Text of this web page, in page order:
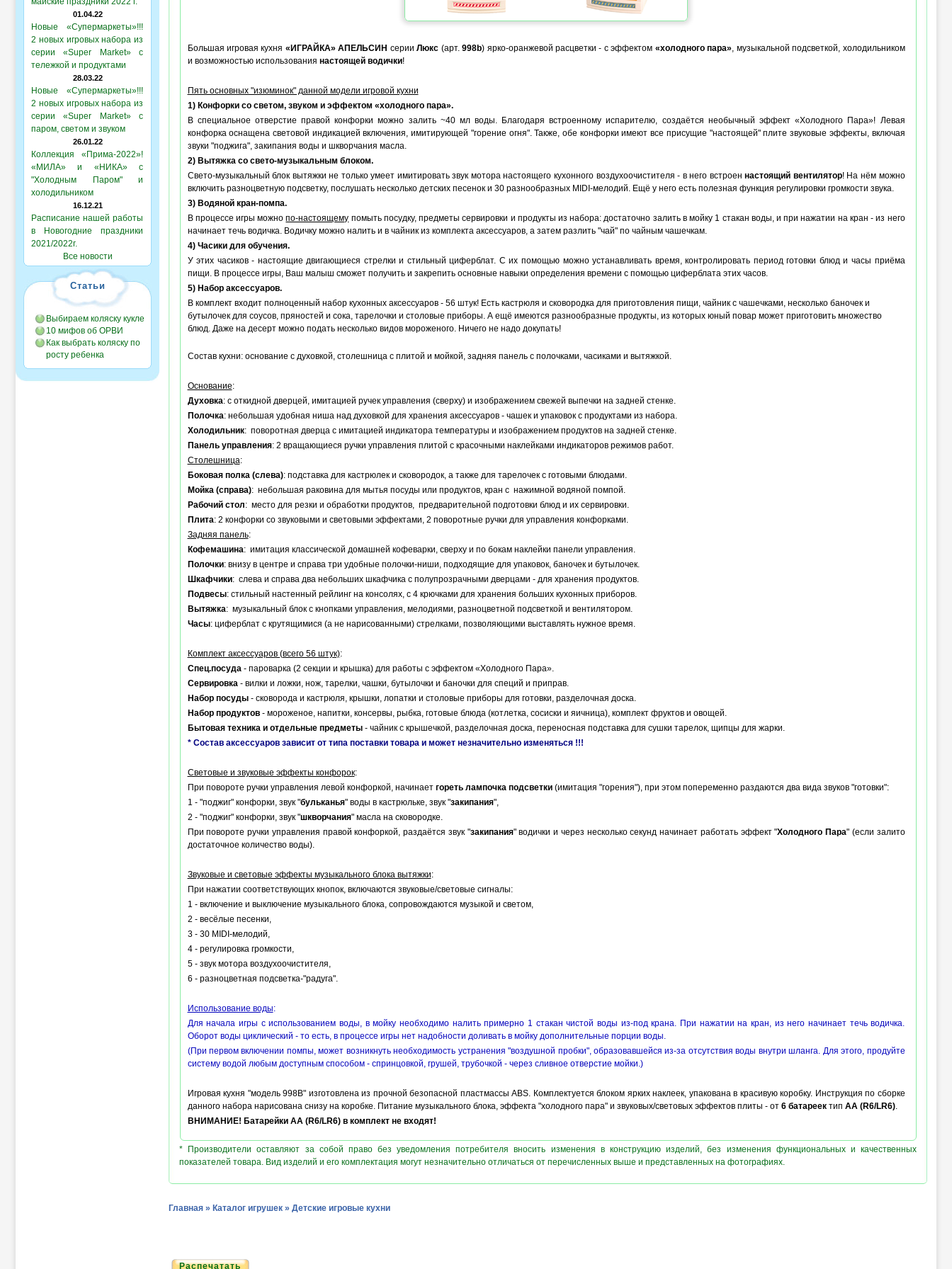
01.04.22
Новые «Супермаркеты»!!!
2 новых игровых набора из
серии «Super Market» с
тележкой и продуктами
28.03.22
Новые «Супермаркеты»!!!
2 новых игровых набора из
серии «Super Market» с
паром, светом и звуком
26.01.22
Коллекция «Прима-2022»!
«МИЛА» и «НИКА» с
"Холодным Паром" и
холодильником
16.12.21
Расписание нашей работы
в Новогодние праздники
2021/2022г.
Все новости
Статьи
Выбираем коляску кукле
10 мифов об ОРВИ
Как выбрать коляску по
росту ребенка
Большая игровая кухня «ИГРАЙКА» АПЕЛЬСИН серииЛюкс (арт.998b) ярко-оранжевой расцветки - с эффектом «холодного пара», музыкальной подсветкой, холодильником
и возможностью использования настоящей водички!
Пять основных "изюминок" данной модели игровой кухни
1) Конфорки со светом, звуком и эффектом «холодного пара».
В специальное отверстие правой конфорки можно залить ~40 мл воды. Благодаря встроенному испарителю, создаётся необычный эффект «Холодного Пара»! Левая
конфорка оснащена световой индикацией включения, имитирующей "горение огня". Также, обе конфорки имеют все присущие "настоящей" плите звуковые эффекты, включая
звуки "поджига", закипания воды и шкворчания масла.
2) Вытяжка со свето-музыкальным блоком.
Свето-музыкальный блок вытяжки не только умеет имитировать звук мотора настоящего кухонного воздухоочистителя - в него встроеннастоящий вентилятор! На нём можно
включить разноцветную подсветку, послушать несколько детских песенок и 30 разнообразных MIDI-мелодий. Ещё у него есть полезная функция регулировки громкости звука.
3) Водяной кран-помпа.
В процессе игры можнопо-настоящему помыть посудку, предметы сервировки и продукты из набора: достаточно залить в мойку 1 стакан воды, и при нажатии на кран - из него
начинает течь водичка. Водичку можно налить и в чайник из комплекта аксессуаров, а затем разлить "чай" по чайным чашечкам.
4) Часики для обучения.
У этих часиков - настоящие двигающиеся стрелки и стильный циферблат. С их помощью можно устанавливать время, контролировать период готовки блюд и часы приёма
пищи. В процессе игры, Ваш малыш сможет получить и закрепить основные навыки определения времени с помощью циферблата этих часов.
5) Набор аксессуаров.
В комплект входит полноценный набор кухонных аксессуаров - 56 штук! Есть кастрюля и сковородка для приготовления пищи, чайник с чашечками, несколько баночек и
бутылочек для соусов, пряностей и сока, тарелочки и столовые приборы. А ещё имеются разнообразные продукты, из которых юный повар может приготовить множество
блюд. Даже на десерт можно подать несколько видов мороженого. Ничего не надо докупать!
Состав кухни: основание с духовкой, столешница с плитой и мойкой, задняя панель с полочками, часиками и вытяжкой.
Основание:
Духовка: с откидной дверцей, имитацией ручек управления (сверху) и изображением свежей выпечки на задней стенке.
Полочка: небольшая удобная ниша над духовкой для хранения аксессуаров - чашек и упаковок с продуктами из набора.
Холодильник: поворотная дверца с имитацией индикатора температуры и изображением продуктов на задней стенке.
Панель управления: 2 вращающиеся ручки управления плитой с красочными наклейками индикаторов режимов работ.
Столешница:
Боковая полка (слева): подставка для кастрюлек и сковородок, а также для тарелочек с готовыми блюдами.
Мойка (справа): небольшая раковина для мытья посуды или продуктов, кран с нажимной водяной помпой.
Рабочий стол: место для резки и обработки продуктов, предварительной подготовки блюд и их сервировки.
Плита: 2 конфорки со звуковыми и световыми эффектами, 2 поворотные ручки для управления конфорками.
Задняя панель:
Кофемашина: имитация классической домашней кофеварки, сверху и по бокам наклейки панели управления.
Полочки: внизу в центре и справа три удобные полочки-ниши, подходящие для упаковок, баночек и бутылочек.
Шкафчики: слева и справа два небольших шкафчика с полупрозрачными дверцами - для хранения продуктов.
Подвесы: стильный настенный рейлинг на консолях, с 4 крючками для хранения больших кухонных приборов.
Вытяжка: музыкальный блок с кнопками управления, мелодиями, разноцветной подсветкой и вентилятором.
Часы: циферблат с крутящимися (а не нарисованными) стрелками, позволяющими выставлять нужное время.
Комплект аксессуаров (всего 56 штук):
Спец.посуда- пароварка (2 секции и крышка) для работы с эффектом «Холодного Пара».
Сервировка- вилки и ложки, нож, тарелки, чашки, бутылочки и баночки для специй и приправ.
Набор посуды- сковорода и кастрюля, крышки, лопатки и столовые приборы для готовки, разделочная доска.
Набор продуктов- мороженое, напитки, консервы, рыбка, готовые блюда (котлетка, сосиски и яичница), комплект фруктов и овощей.
Бытовая техника и отдельные предметы- чайник с крышечкой, разделочная доска, переносная подставка для сушки тарелок, щипцы для жарки.
* Состав аксессуаров зависит от типа поставки товара и может незначительно изменяться !!!
Световые и звуковые эффекты конфорок:
При повороте ручки управления левой конфоркой, начинает гореть лампочка подсветки(имитация "горения"), при этом попеременно раздаются два вида звуков "готовки":
1 - "поджиг" конфорки, звук "бульканья" воды в кастрюльке, звук "закипания",
2 - "поджиг" конфорки, звук "шкворчания" масла на сковородке.
При повороте ручки управления правой конфоркой, раздаётся звук "закипания" водички и через несколько секунд начинает работать эффект "Холодного Пара" (если залито
достаточное количество воды).
Звуковые и световые эффекты музыкального блока вытяжки:
При нажатии соответствующих кнопок, включаются звуковые/световые сигналы:
1 - включение и выключение музыкального блока, сопровождаются музыкой и светом,
2 - весёлые песенки,
3 - 30 MIDI-мелодий,
4 - регулировка громкости,
5 - звук мотора воздухоочистителя,
6 - разноцветная подсветка-"радуга".
Использование воды:
Для начала игры с использованием воды, в мойку необходимо налить примерно 1 стакан чистой воды из-под крана. При нажатии на кран, из него начинает течь водичка.
Оборот воды циклический - то есть, в процессе игры нет надобности доливать в мойку дополнительные порции воды.
(При первом включении помпы, может возникнуть необходимость устранения "воздушной пробки", образовавшейся из-за отсутствия воды внутри шланга. Для этого, продуйте
систему водой любым доступным способом - спринцовкой, грушей, трубочкой - через сливное отверстие мойки.)
Игровая кухня "модель 998B" изготовлена из прочной безопасной пластмассы ABS. Комплектуется блоком ярких наклеек, упакована в красивую коробку. Инструкция по сборке
данного набора нарисована снизу на коробке. Питание музыкального блока, эффекта "холодного пара" и звуковых/световых эффектов плиты - от 6 батареектип AA (R6/LR6).
ВНИМАНИЕ! Батарейки АА (R6/LR6) в комплект не входят!
* Производители оставляют за собой право без уведомления потребителя вносить изменения в конструкцию изделий, без изменения функциональных и качественных
показателей товара. Вид изделий и его комплектация могут незначительно отличаться от перечисленных выше и представленных на фотографиях.
Главная » Каталог игрушек » Детские игровые кухни
Распечатать